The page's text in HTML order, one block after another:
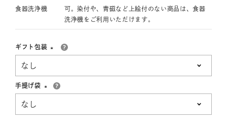
食器洗浄機
可。染付や、青磁など上絵付のない商品は、食器
洗浄機をご利用いただけます。
ギフト包装
手提げ袋